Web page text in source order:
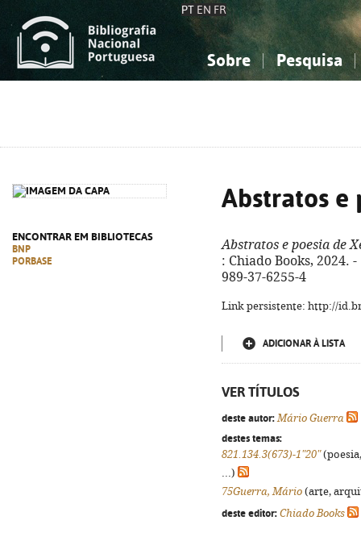
PT EN FR
Sobre Pesquisa
ENCONTRAR EM BIBLIOTECAS
BNP
PORBASE
Abstratos e
Abstratos e poesia de
: Chiado Books, 2024.
989-37-6255-4
Link persistente: http://
ADICIONAR À LISTA
VER TÍTULOS
deste autor: Mário Guerra
destes temas:
821.134.3(673)-1"20"
...)
75Guerra, Mário (arte,
deste editor: Chiado Books